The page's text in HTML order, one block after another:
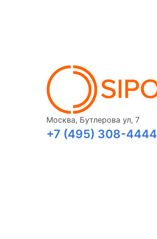
Москва, Бутлерова ул, 7
+7 (495) 308-4444